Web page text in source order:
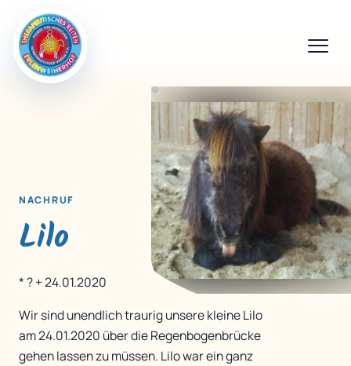
NACHRUF
Lilo
* ? + 24.01.2020
Wir sind unendlich traurig unsere kleine Lilo
am 24.01.2020 über die Regenbogenbrücke
gehen lassen zu müssen. Lilo war ein ganz